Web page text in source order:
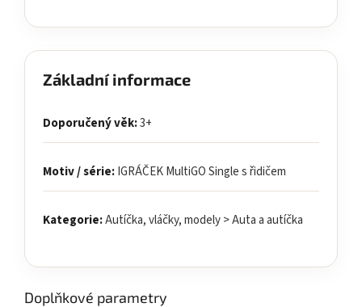
Základní informace
Doporučený věk:3+
Motiv / série:IGRÁČEK MultiGO Single s řidičem
Kategorie:Autíčka, vláčky, modely > Auta a autíčka
Doplňkové parametry